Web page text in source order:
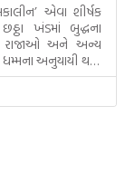
એવા શીર્ષક
ખંડમાં બુદ્ધના
રાજાઓ અને અન્ય
અનુયાયી થયા.
બુદ્ધ વચ્ચે થયેલો
મળે છે.